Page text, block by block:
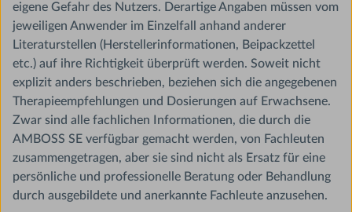
eigene Gefahr des Nutzers. Derartige Angaben müssen vom
jeweiligen Anwender im Einzelfall anhand anderer
Literaturstellen (Herstellerinformationen, Beipackzettel
etc.) auf ihre Richtigkeit überprüft werden. Soweit nicht
explizit anders beschrieben, beziehen sich die angegebenen
Therapieempfehlungen und Dosierungen auf Erwachsene.
Zwar sind alle fachlichen Informationen, die durch die
AMBOSS SE verfügbar gemacht werden, von Fachleuten
zusammengetragen, aber sie sind nicht als Ersatz für eine
persönliche und professionelle Beratung oder Behandlung
durch ausgebildete und anerkannte Fachleute anzusehen.